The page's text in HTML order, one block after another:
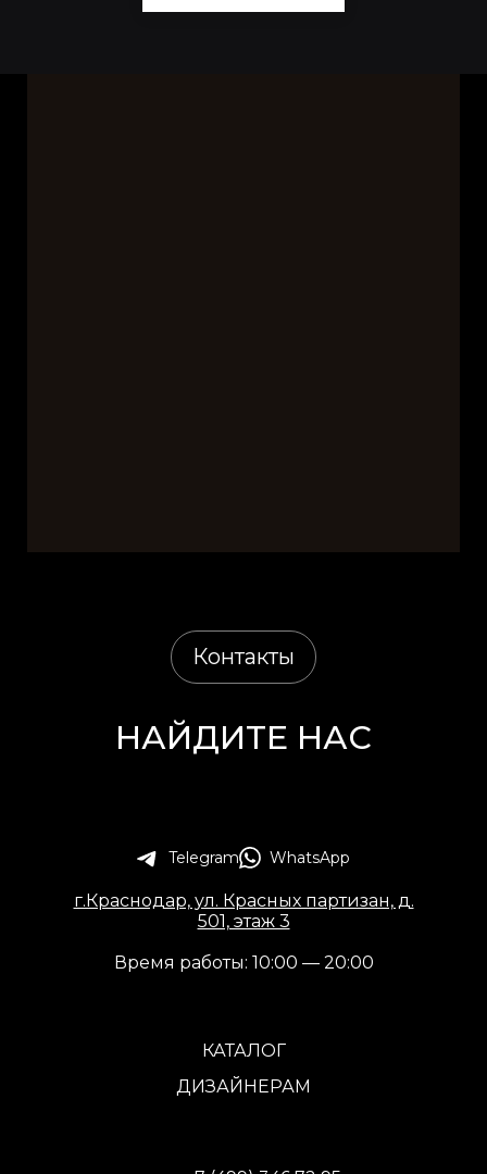
Контакты
НАЙДИТЕ НАС
Telegram WhatsApp
г.Краснодар, ул. Красных партизан, д.
501, этаж 3
Время работы: 10:00 — 20:00
КАТАЛОГ
ДИЗАЙНЕРАМ